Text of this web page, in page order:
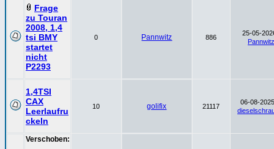
Frage
zu Touran
2008, 1,4
tsi BMY
startet
nicht
P2293
0 Pannwitz 886
25-05-
Pannwitz
1,4TSI
CAX
Leerlaufru
ckeln
10 golifix 21117
06-08-
Verschoben: